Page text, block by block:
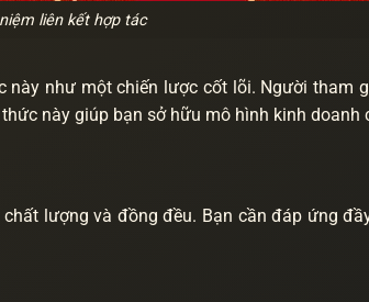
liên kết hợp tác
như một chiến lược cốt lõi. Người tham
này giúp bạn sở hữu mô hình kinh
lượng và đồng đều. Bạn cần đáp ứng